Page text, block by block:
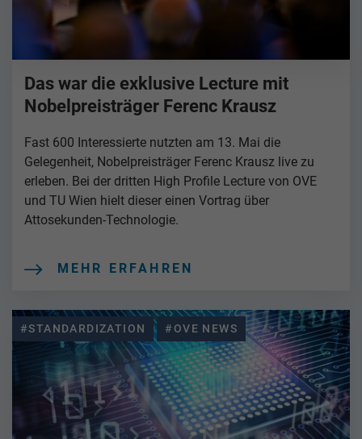
Das war die exklusive Lecture mit
Nobelpreisträger Ferenc Krausz
Fast 600 Interessierte nutzten am 13. Mai die
Gelegenheit, Nobelpreisträger Ferenc Krausz live zu
erleben. Bei der dritten High Profile Lecture von OVE
und TU Wien hielt dieser einen Vortrag über
Attosekunden-Technologie.
MEHR ERFAHREN
#STANDARDIZATION #OVE NEWS